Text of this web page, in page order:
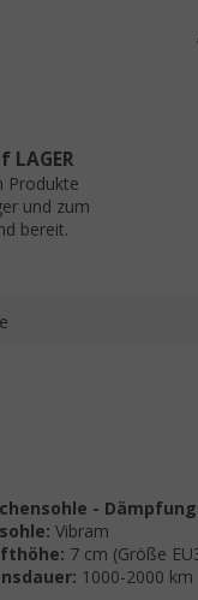
Produkte
und zum
bereit.
-
Vibram
7 cm (Größe
1000-2000 km